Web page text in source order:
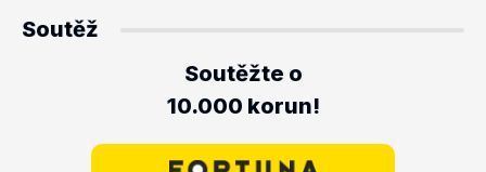
Soutěž
Soutěžte o
10.000 korun!